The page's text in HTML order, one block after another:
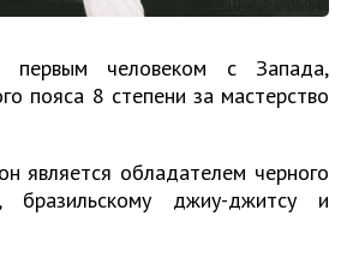
первым человеком с Запада,
пояса 8 степени за мастерство
является обладателем черного
джиу-джитсу и